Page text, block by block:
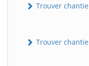
Trouver
Trouver